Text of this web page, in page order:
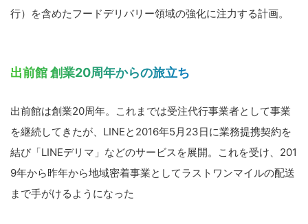
行）を含めたフードデリバリー領域の強化に注力する計画。
出前館 創業20周年からの旅立ち
出前館は創業20周年。これまでは受注代行事業者として事業
を継続してきたが、LINEと2016年5月23日に業務提携契約を
結び「LINEデリマ」などのサービスを展開。これを受け、201
9年から昨年から地域密着事業としてラストワンマイルの配送
まで手がけるようになった